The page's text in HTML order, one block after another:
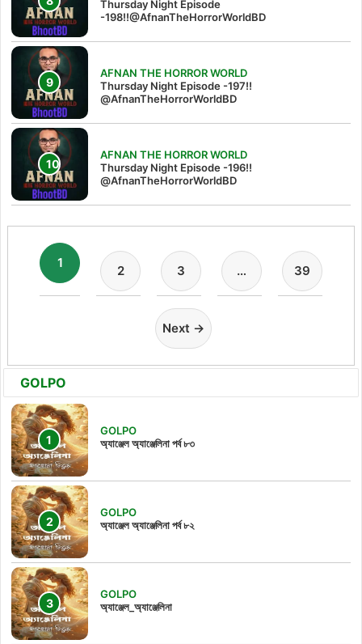
Thursday Night Episode
-198!!@AfnanTheHorrorWorldBD
AFNAN THE HORROR WORLD
Thursday Night Episode -197!!‪
@AfnanTheHorrorWorldBD‬
AFNAN THE HORROR WORLD
Thursday Night Episode -196!!
@AfnanTheHorrorWorldBD
1
2 3 … 39
Next →
GOLPO
GOLPO
অ্যাঞ্জেল অ্যাঞ্জেলিনা পর্ব ৮৩
GOLPO
অ্যাঞ্জেল অ্যাঞ্জেলিনা পর্ব ৮২
GOLPO
অ্যাঞ্জেল_অ্যাঞ্জেলিনা